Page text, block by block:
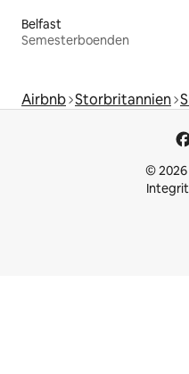
Belfast
Semesterboenden
Airbnb Storbritannien
© 2026